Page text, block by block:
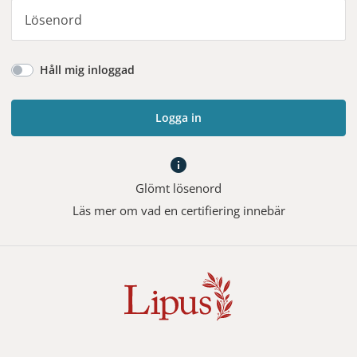
Håll mig inloggad
Logga in
info
Glömt lösenord
Läs mer om vad en certifiering innebär